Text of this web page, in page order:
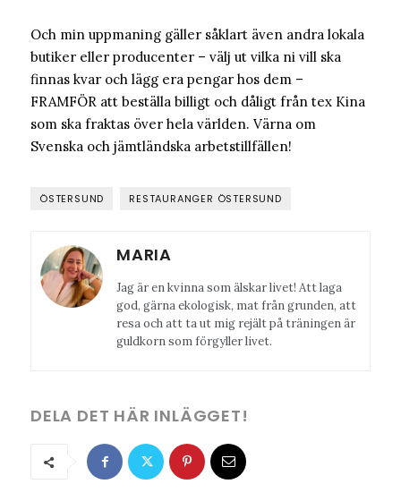
Och min uppmaning gäller såklart även andra lokala
butiker eller producenter – välj ut vilka ni vill ska
finnas kvar och lägg era pengar hos dem –
FRAMFÖR att beställa billigt och dåligt från tex Kina
som ska fraktas över hela världen. Värna om
Svenska och jämtländska arbetstillfällen!
ÖSTERSUND RESTAURANGER ÖSTERSUND
MARIA
Jag är en kvinna som älskar livet! Att laga
god, gärna ekologisk, mat från grunden, att
resa och att ta ut mig rejält på träningen är
guldkorn som förgyller livet.
DELA DET HÄR INLÄGGET!